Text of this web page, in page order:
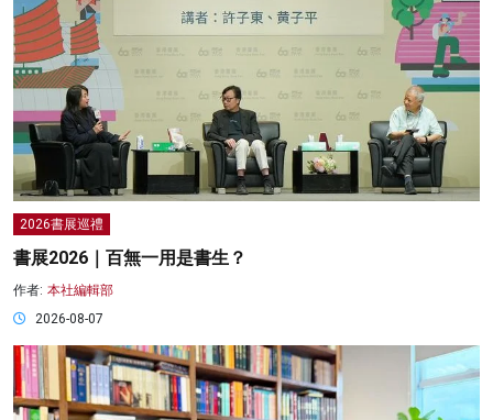
2026書展巡禮
書展2026｜百無一用是書生？
作者: 本社編輯部
2026-08-07